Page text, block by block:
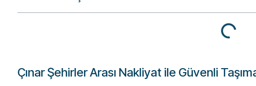
Çınar Şehirler Arası Nakliyat ile Güvenli